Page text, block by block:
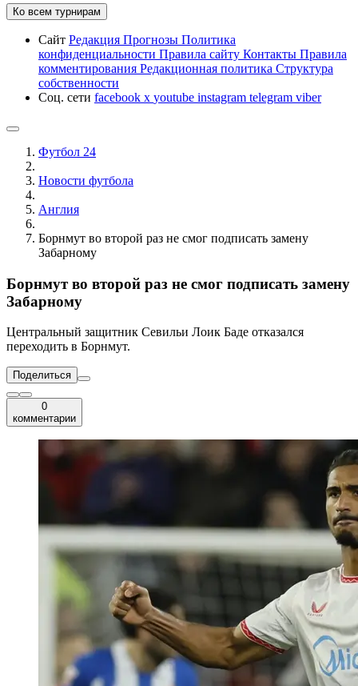
Ко всем турнирам
Сайт Редакция Прогнозы Политика
конфиденциальности Правила сайту Контакты Правила
комментирования Редакционная политика Структура
собственности
Соц. сети facebook x youtube instagram telegram viber
Футбол 24
Новости футбола
Англия
Борнмут во второй раз не смог подписать замену
Забарному
Борнмут во второй раз не смог подписать замену
Забарному
Центральный защитник Севильи Лоик Баде отказался
переходить в Борнмут.
Поделиться
0
комментарии